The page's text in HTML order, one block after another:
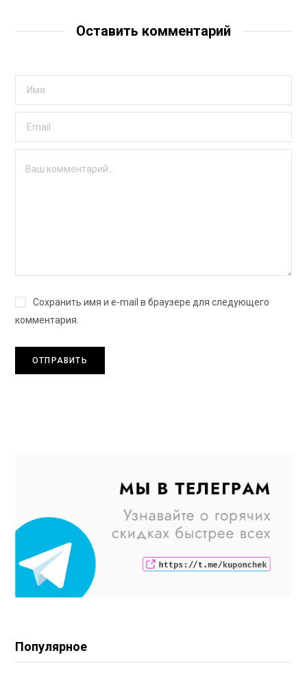
Оставить комментарий
Сохранить имя и e-mail в браузере для следующего
комментария.
Популярное